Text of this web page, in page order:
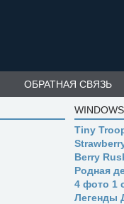
ОБРАТНАЯ СВЯЗЬ
Tiny
Berry
Родная
4 фото 1
Легенды